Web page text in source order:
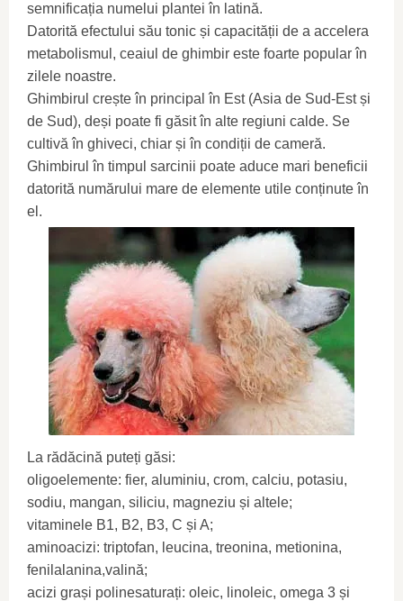
semnificația numelui plantei în latină.
Datorită efectului său tonic și capacității de a accelera
metabolismul, ceaiul de ghimbir este foarte popular în
zilele noastre.
Ghimbirul crește în principal în Est (Asia de Sud-Est și
de Sud), deși poate fi găsit în alte regiuni calde. Se
cultivă în ghiveci, chiar și în condiții de cameră.
Ghimbirul în timpul sarcinii poate aduce mari beneficii
datorită numărului mare de elemente utile conținute în
el.
La rădăcină puteți găsi:
oligoelemente: fier, aluminiu, crom, calciu, potasiu,
sodiu, mangan, siliciu, magneziu și altele;
vitaminele B1, B2, B3, C și A;
aminoacizi: triptofan, leucina, treonina, metionina,
fenilalanina,valină;
acizi grași polinesaturați: oleic, linoleic, omega 3 și